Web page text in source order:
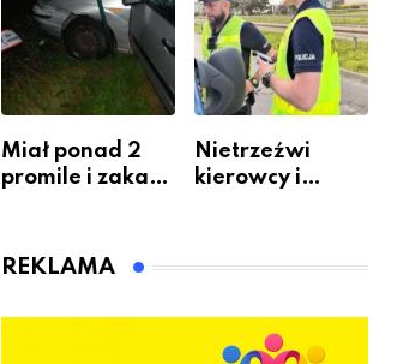
przyszłości i
gdzie się go
nauczyć?
Miał ponad 2
promile i zakaz
kierownicę w
Nietrzeźwi
kierowcy i
REKLAMA